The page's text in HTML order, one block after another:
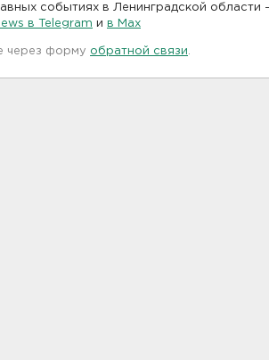
событиях в Ленинградской области -
в Telegram и в Maх
через форму обратной связи